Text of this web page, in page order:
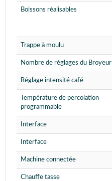
Boissons réalisables
Trappe à moulu
Nombre de réglages du Broyeur
Réglage intensité café
Température de percolation
programmable
Interface
Interface
Machine connectée
Chauffe tasse